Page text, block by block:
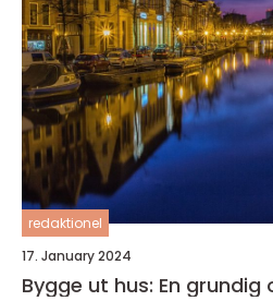
redaktionel
17. January 2024
Bygge ut hus: En grundig